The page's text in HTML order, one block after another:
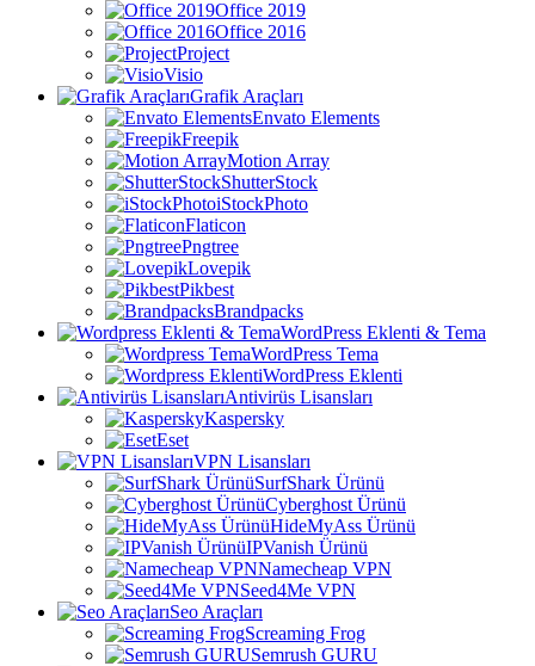
Office 2019
Office 2016
Project
Visio
Grafik Araçları
Envato Elements
Freepik
Motion Array
ShutterStock
iStockPhoto
Flaticon
Pngtree
Lovepik
Pikbest
Brandpacks
WordPress Eklenti & Tema
WordPress Tema
WordPress Eklenti
Antivirüs Lisansları
Kaspersky
Eset
VPN Lisansları
SurfShark Ürünü
Cyberghost Ürünü
HideMyAss Ürünü
IPVanish Ürünü
Namecheap VPN
Seed4Me VPN
Seo Araçları
Screaming Frog
Semrush GURU